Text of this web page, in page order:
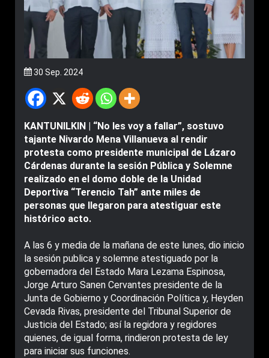
30 Sep. 2024
KANTUNILKIN | “No les voy a fallar”, sostuvo
tajante Nivardo Mena Villanueva al rendir
protesta como presidente municipal de Lázaro
Cárdenas durante la sesión Pública y Solemne
realizado en el domo doble de la Unidad
Deportiva “Terencio Tah” ante miles de
personas que llegaron para atestiguar este
histórico acto.
A las 6 y media de la mañana de este lunes, dio inicio
la sesión publica y solemne atestiguado por la
gobernadora del Estado Mara Lezama Espinosa,
Jorge Arturo Sanen Cervantes presidente de la
Junta de Gobierno y Coordinación Política y, Heyden
Cevada Rivas, presidente del Tribunal Superior de
Justicia del Estado; así la regidora y regidores
quienes, de igual forma, rindieron protesta de ley
para iniciar sus funciones.